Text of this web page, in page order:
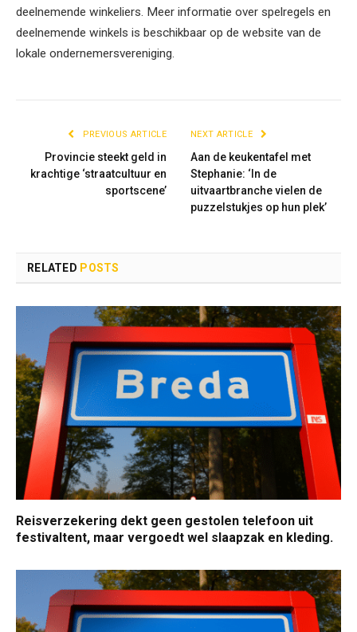
deelnemende winkeliers. Meer informatie over spelregels en
deelnemende winkels is beschikbaar op de website van de
lokale ondernemersvereniging.
PREVIOUS ARTICLE
Provincie steekt geld in
krachtige ‘straatcultuur en
sportscene’
NEXT ARTICLE
Aan de keukentafel met
Stephanie: ‘In de
uitvaartbranche vielen de
puzzelstukjes op hun plek’
RELATED POSTS
Reisverzekering dekt geen gestolen telefoon uit
festivaltent, maar vergoedt wel slaapzak en kleding.